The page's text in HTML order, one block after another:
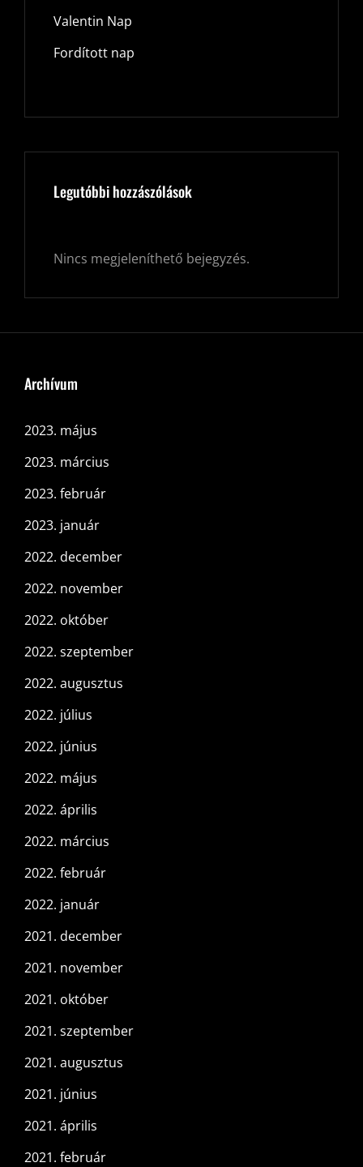
Valentin Nap
Fordított nap
Legutóbbi hozzászólások
Nincs megjeleníthető bejegyzés.
Archívum
2023. május
2023. március
2023. február
2023. január
2022. december
2022. november
2022. október
2022. szeptember
2022. augusztus
2022. július
2022. június
2022. május
2022. április
2022. március
2022. február
2022. január
2021. december
2021. november
2021. október
2021. szeptember
2021. augusztus
2021. június
2021. április
2021. február